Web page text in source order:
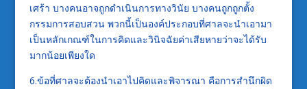
เศร้า บางคนอาจถูกดำเนินการทางวินัย บางคนถูกถูกตั้ง
กรรมการสอบสวน พวกนี้เป็นองค์ประกอบที่ศาลจะนำเอามา
เป็นหลักเกณฑ์ในการคิดและวินิจฉัยค่าเสียหายว่าจะได้รับ
มากน้อยเพียงใด
6.ข้อที่ศาลจะต้องนำเอาไปคิดและพิจารณา คือการสำนึกผิด